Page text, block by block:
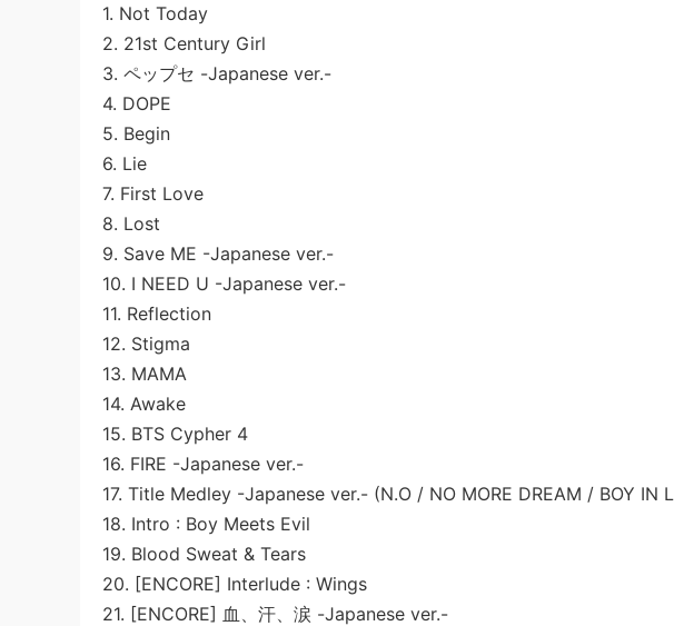
1. Not Today
2. 21st Century Girl
3. ペップセ -Japanese ver.-
4. DOPE
5. Begin
6. Lie
7. First Love
8. Lost
9. Save ME -Japanese ver.-
10. I NEED U -Japanese ver.-
11. Reflection
12. Stigma
13. MAMA
14. Awake
15. BTS Cypher 4
16. FIRE -Japanese ver.-
17. Title Medley -Japanese ver.- (N.O / NO MORE DREAM / BOY IN
18. Intro : Boy Meets Evil
19. Blood Sweat & Tears
20. [ENCORE] Interlude : Wings
21. [ENCORE] 血、汗、涙 -Japanese ver.-